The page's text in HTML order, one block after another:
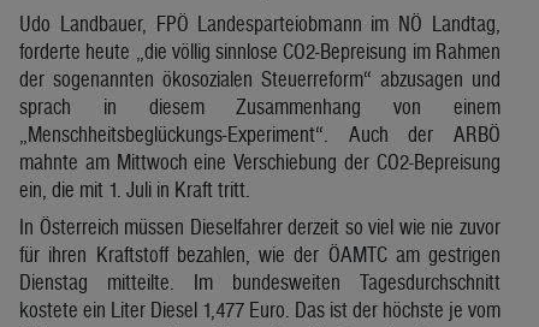
Udo Landbauer, FPÖ Landesparteiobmann im NÖ Landtag,
forderte heute „die völlig sinnlose CO2-Bepreisung im Rahmen
der sogenannten ökosozialen Steuerreform“ abzusagen und
sprach in diesem Zusammenhang von einem
„Menschheitsbeglückungs-Experiment“. Auch der ARBÖ
mahnte am Mittwoch eine Verschiebung der CO2-Bepreisung
ein, die mit 1. Juli in Kraft tritt.
In Österreich müssen Dieselfahrer derzeit so viel wie nie zuvor
für ihren Kraftstoff bezahlen, wie der ÖAMTC am gestrigen
Dienstag mitteilte. Im bundesweiten Tagesdurchschnitt
kostete ein Liter Diesel 1,477 Euro. Das ist der höchste je vom